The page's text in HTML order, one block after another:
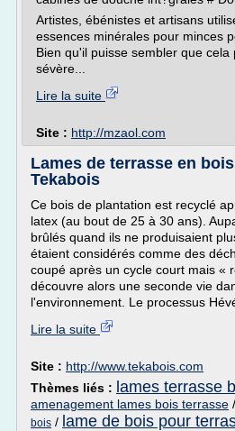
Artistes, ébénistes et artisans
essences minérales pour minces
Bien qu'il puisse sembler que
sévère...
Lire la suite
Site : http://mzaol.com
Lames de terrasse en
Tekabois
Ce bois de plantation est recyclé
latex (au bout de 25 à 30 ans).
brûlés quand ils ne produisaient
étaient considérés comme des
coupé après un cycle court mais «
découvre alors une seconde vie
l'environnement. Le processus
Lire la suite
Site : http://www.tekabois.com
Thèmes liés : lames terrasse
amenagement lames bois terrasse /
bois / lame de bois pour